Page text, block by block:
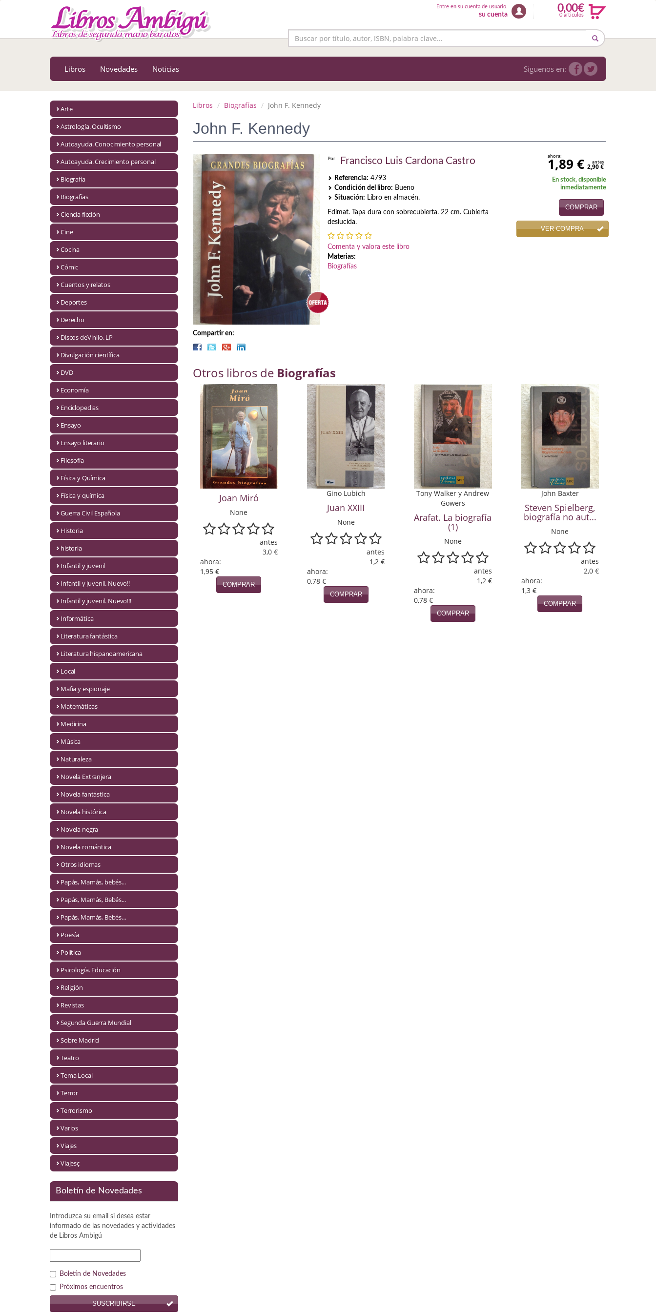
MENÚ PRINCIPAL
Astrología. Ocultismo
Autoayuda. Conocimiento personal
Autoayuda. Crecimiento personal
Ciencia ficción
Cuentos y relatos
Discos deVinilo. LP
Divulgación científica
Ensayo literario
Guerra Civil Española
Infantil y juvenil
Infantil y juvenil. Nuevo!!
Infantil y juvenil. Nuevo!!!
Literatura fantástica
Literatura hispanoamericana
Mafia y espionaje
Novela Extranjera
Novela fantástica
Novela romántica
Otros idiomas
Papás, Mamás, bebés...
Papás, Mamás, Bebés...
Papás, Mamás, Bebés…
Psicología. Educación
Segunda Guerra Mundial
Entre en su cuenta de usuario.
su cuenta
0,00€
0 articulos
Libros Novedades Noticias Siguenos en:
Arte
Astrología. Ocultismo
Autoayuda. Conocimiento personal
Autoayuda. Crecimiento personal
Biografía
Biografías
Ciencia ficción
Cine
Cocina
Cómic
Cuentos y relatos
Deportes
Derecho
Discos deVinilo. LP
Divulgación científica
DVD
Economía
Enciclopedias
Ensayo
Ensayo literario
Filosofía
Física y Química
Física y química
Guerra Civil Española
Historia
historia
Infantil y juvenil
Infantil y juvenil. Nuevo!!
Infantil y juvenil. Nuevo!!!
Informática
Literatura fantástica
Literatura hispanoamericana
Local
Mafia y espionaje
Matemáticas
Medicina
Música
Naturaleza
Novela Extranjera
Novela fantástica
Novela histórica
Novela negra
Novela romántica
Otros idiomas
Papás, Mamás, bebés...
Papás, Mamás, Bebés...
Papás, Mamás, Bebés…
Poesía
Política
Psicología. Educación
Religión
Revistas
Segunda Guerra Mundial
Sobre Madrid
Teatro
Tema Local
Terror
Terrorismo
Varios
Viajes
Viajesç
Boletín de Novedades
Introduzca su email si desea estar
informado de las novedades y actividades
de Libros Ambigú
Boletín de Novedades
Próximos encuentros
SUSCRIBIRSE
Libros Biografías John F. Kennedy
John F. Kennedy
Compartir en:
Por Francisco Luis Cardona Castro
Referencia: 4793
Condición del libro: Bueno
Situación: Libro en almacén.
Edimat. Tapa dura con sobrecubierta. 22 cm. Cubierta
deslucida.
Comenta y valora este libro
Materias:
Biografías
ahora:
1,89 € antes
2,90 €
En stock, disponible
inmediatamente
COMPRAR
VER COMPRA
Otros libros de Biografías
Joan Miró
None
antes
3,0 €
ahora:
1,95 €
COMPRAR
Gino Lubich
Juan XXIII
None
antes
1,2 €
ahora:
0,78 €
COMPRAR
Tony Walker y Andrew
Gowers
Arafat. La biografía
(1)
None
antes
1,2 €
ahora:
0,78 €
COMPRAR
John Baxter
Steven Spielberg,
biografía no aut...
None
antes
2,0 €
ahora:
1,3 €
COMPRAR